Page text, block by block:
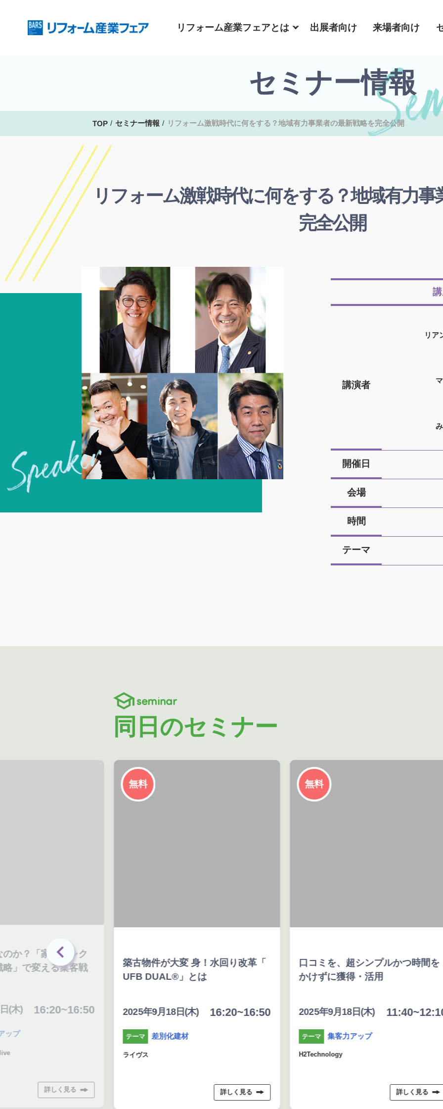
リフォーム産業フェアとは 出展者向け 来場者向け
セミナー情報
TOP セミナー情報 リフォーム激戦時代に何をする？地域有力事業者の最新戦略を完全公開
リフォーム激戦時代に何をする？地域有力事
完全公開
講演者
リア
開催日
会場
時間
テーマ
seminar
同日のセミナー
か？「家のセレク
」で変える集客戦
(木) 16:20~16:50
ップ
詳しく見る
無料
築古物件が大変 身！水回り改革「
UFB DUAL®」とは
2025年9月18日(木) 16:20~16:50
テーマ 差別化建材
ライヴス
詳しく見る
無料
口コミを、超シンプルかつ時間を
かけずに獲得・活用
2025年9月18日(木)
テーマ 集客力アップ
H2Technology
詳しく見る